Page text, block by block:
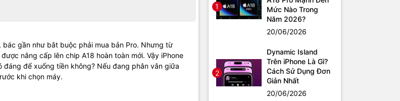
gần như bắt buộc phải mua bản Pro. Nhưng từ
nâng cấp lên chip A18 hoàn toàn mới. Vậy iPhone
để xuống tiền không? Nếu đang phân vân giữa
khi chọn máy.
1
Mức Nào Trong
Năm 2026?
20/06/2026
2
Dynamic Island
Trên iPhone Là Gì?
Cách Sử Dụng Đơn
Giản Nhất
20/06/2026